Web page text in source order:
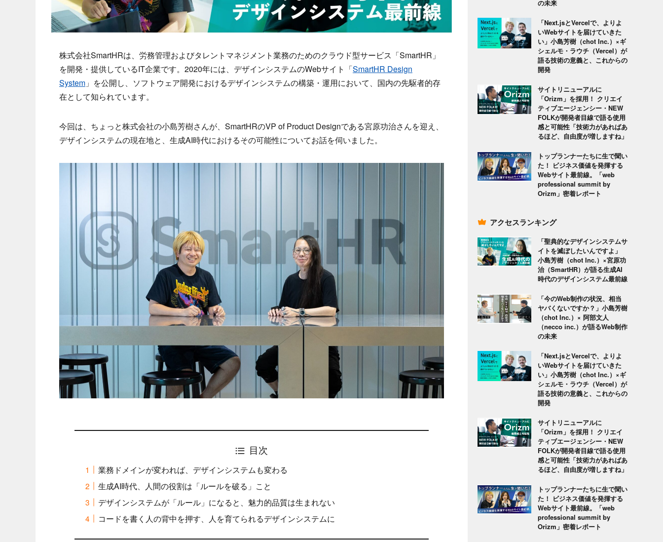
株式会社SmartHRは、労務管理およびタレントマネジメント業務のためのクラウド型サービス「SmartHR」
を開発・提供しているIT企業です。2020年には、デザインシステムのWebサイト「SmartHR Design
System 」を公開し、ソフトウェア開発におけるデザインシステムの構築・運用において、国内の先駆者的存
在として知られています。
今回は、ちょっと株式会社の小島芳樹さんが、SmartHRのVP of Product Designである宮原功治さんを迎え、
デザインシステムの現在地と、生成AI時代におけるその可能性についてお話を伺いました。
目次
業務ドメインが変われば、デザインシステムも変わる
生成AI時代、人間の役割は「ルールを破る」こと
デザインシステムが「ルール」になると、魅力的品質は生まれない
コードを書く人の背中を押す、人を育てられるデザインシステムに
の未来
「Next.jsとVercelで、よりよ
いWebサイトを届けていきた
い」小島芳樹（chot Inc.）×ギ
シェルモ・ラウチ（Vercel）が
語る技術の意義と、これからの
開発
サイトリニューアルに
「Orizm」を採用！ クリエイ
ティブエージェンシー・NEW
FOLKが開発者目線で語る使用
感と可能性「技術力があればあ
るほど、自由度が増しますね」
トップランナーたちに生で聞い
た！ ビジネス価値を発揮する
Webサイト最前線。「web
professional summit by
Orizm」密着レポート
アクセスランキング
「聖典的なデザインシステムサ
イトを滅ぼしたいんですよ」
小島芳樹（chot Inc.）×宮原功
治（SmartHR）が語る生成AI
時代のデザインシステム最前線
「今のWeb制作の状況、相当
ヤバくないですか？」小島芳樹
（chot Inc.）× 阿部文人
（necco inc.）が語るWeb制作
の未来
「Next.jsとVercelで、よりよ
いWebサイトを届けていきた
い」小島芳樹（chot Inc.）×ギ
シェルモ・ラウチ（Vercel）が
語る技術の意義と、これからの
開発
サイトリニューアルに
「Orizm」を採用！ クリエイ
ティブエージェンシー・NEW
FOLKが開発者目線で語る使用
感と可能性「技術力があればあ
るほど、自由度が増しますね」
トップランナーたちに生で聞い
た！ ビジネス価値を発揮する
Webサイト最前線。「web
professional summit by
Orizm」密着レポート